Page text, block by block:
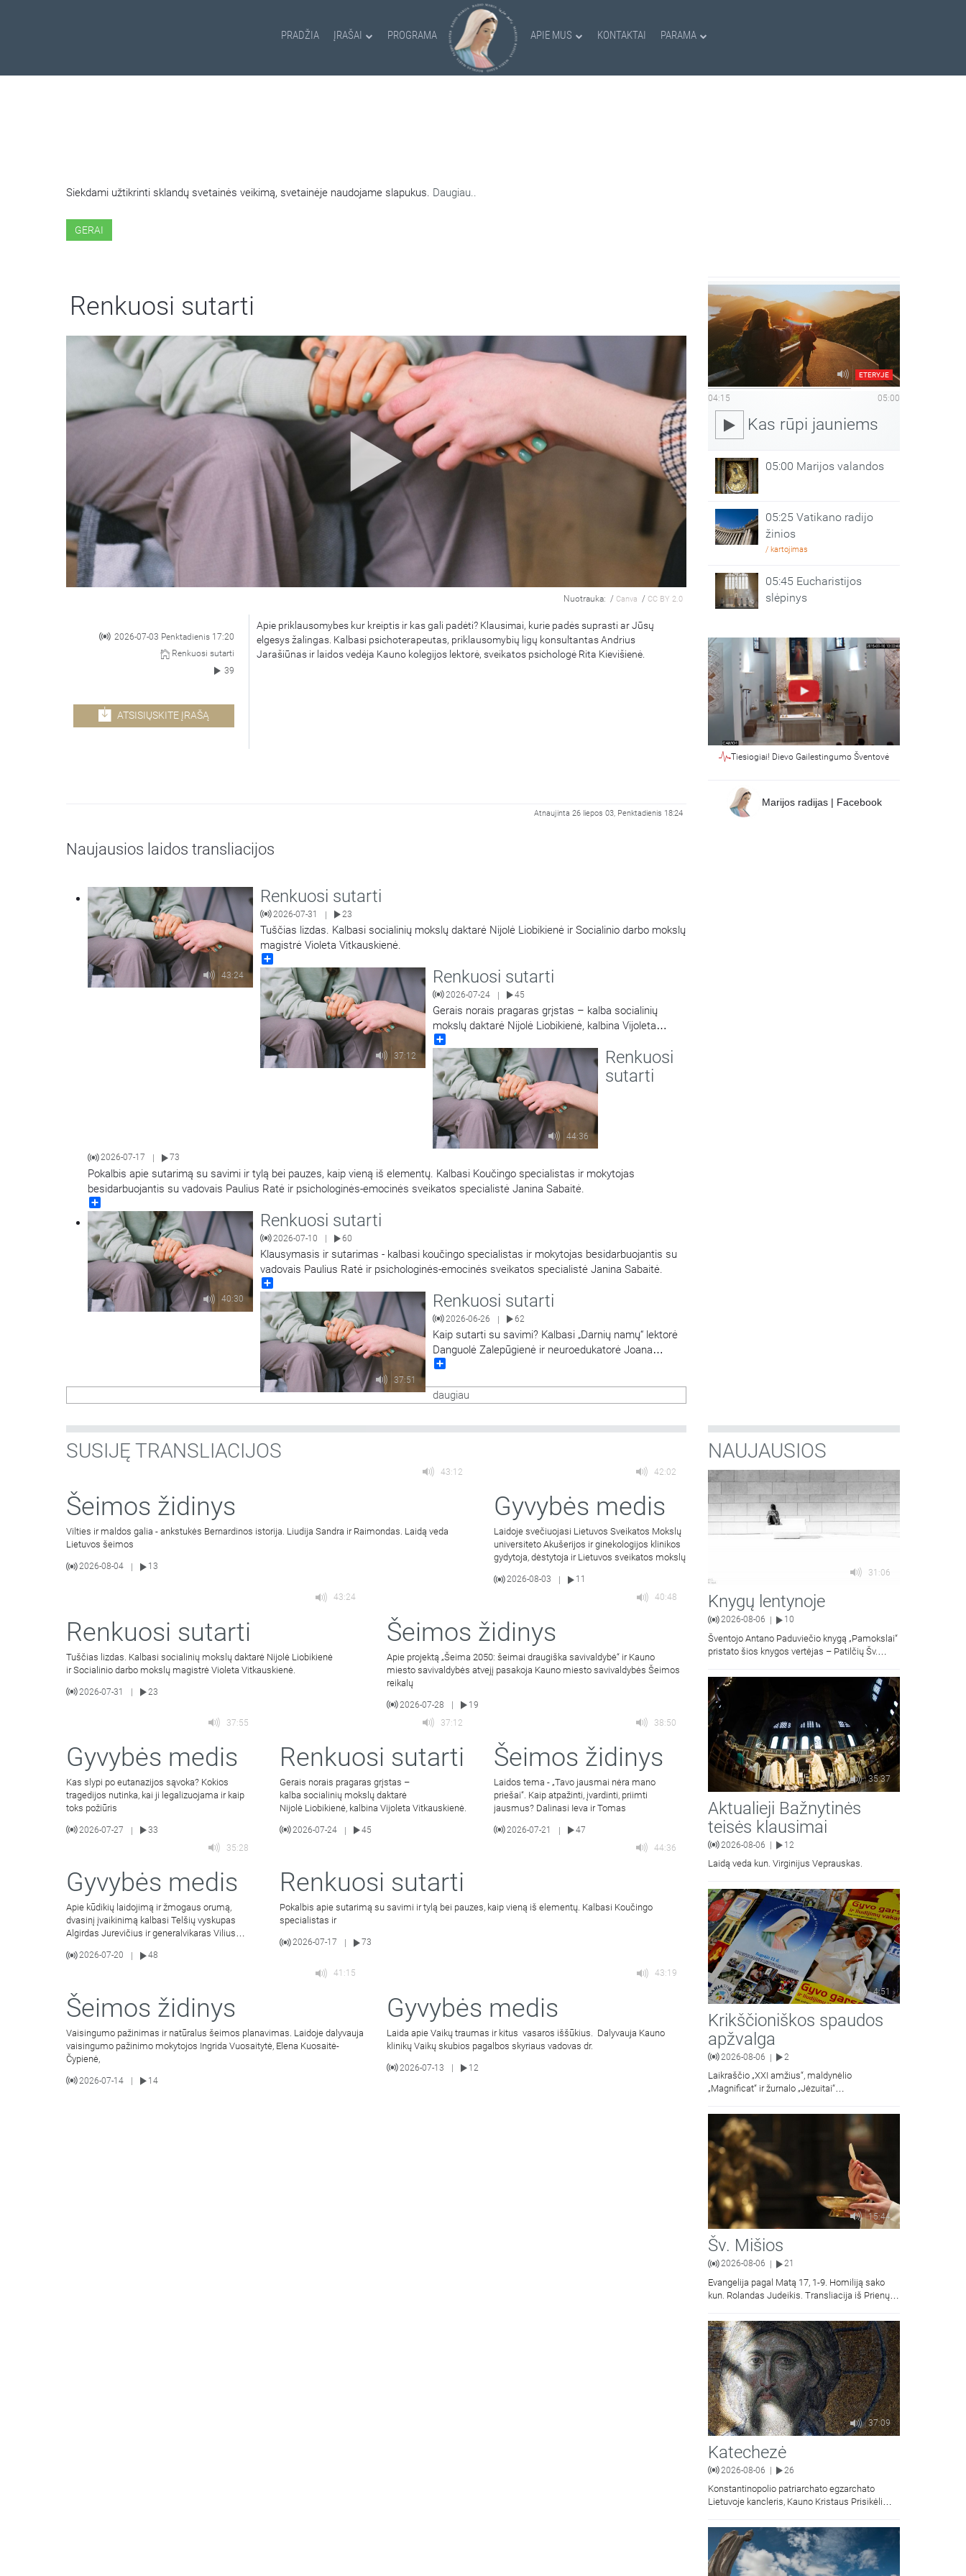
PRADŽIA ĮRAŠAI PROGRAMA APIE MUS KONTAKTAI PARAMA
Siekdami užtikrinti sklandų svetainės veikimą, svetainėje naudojame slapukus. Daugiau..
GERAI
Renkuosi sutarti
Nuotrauka: / Canva / CC BY 2.0
2026-07-03 Penktadienis 17:20
Renkuosi sutarti
39
ATSISIŲSKITE ĮRAŠĄ
Apie priklausomybes kur kreiptis ir kas gali padėti? Klausimai, kurie padės suprasti ar Jūsų
elgesys žalingas. Kalbasi psichoterapeutas, priklausomybių ligų konsultantas Andrius
Jarašiūnas ir laidos vedėja Kauno kolegijos lektorė, sveikatos psichologė Rita Kievišienė.
Atnaujinta 26 liepos 03, Penktadienis 18:24
Naujausios laidos transliacijos
43:24
Renkuosi sutarti
2026-07-31 | 23
Tuščias lizdas. Kalbasi socialinių mokslų daktarė Nijolė Liobikienė ir Socialinio darbo mokslų
magistrė Violeta Vitkauskienė.
37:12
Renkuosi sutarti
2026-07-24 | 45
Gerais norais pragaras grįstas – kalba socialinių
mokslų daktarė Nijolė Liobikienė, kalbina Vijoleta
Vitkauskienė.
44:36
Renkuosi
sutarti
2026-07-17 73
Pokalbis apie sutarimą su savimi ir tylą bei pauzes, kaip vieną iš elementų. Kalbasi Koučingo specialistas ir mokytojas
besidarbuojantis su vadovais Paulius Ratė ir psichologinės-emocinės sveikatos specialistė Janina Sabaitė.
40:30
Renkuosi sutarti
2026-07-10 60
Klausymasis ir sutarimas - kalbasi koučingo specialistas ir mokytojas besidarbuojantis su
vadovais Paulius Ratė ir psichologinės-emocinės sveikatos specialistė Janina Sabaitė.
37:51
Renkuosi sutarti
2026-06-26 | 62
Kaip sutarti su savimi? Kalbasi „Darnių namų“ lektorė
Danguolė Zalepūgienė ir neuroedukatorė Joana
Cironkaitė.
daugiau
ETERYJE
04:15 05:00
Kas rūpi jauniems
05:00 Marijos valandos
05:25 Vatikano radijo
žinios
/ kartojimas
05:45 Eucharistijos
slėpinys
Tiesiogiai! Dievo Gailestingumo Šventovė
Marijos radijas | Facebook
SUSIJĘ TRANSLIACIJOS
43:12
Šeimos židinys
Vilties ir maldos galia - ankstukės Bernardinos istorija. Liudija Sandra ir Raimondas. Laidą veda
Lietuvos šeimos
2026-08-04 13
42:02
Gyvybės medis
Laidoje svečiuojasi Lietuvos Sveikatos Mokslų
universiteto Akušerijos ir ginekologijos klinikos
gydytoja, dėstytoja ir Lietuvos sveikatos mokslų
2026-08-03
11
43:24
Renkuosi sutarti
Tuščias lizdas. Kalbasi socialinių mokslų daktarė Nijolė Liobikienė
ir Socialinio darbo mokslų magistrė Violeta Vitkauskienė.
2026-07-31 23
40:48
Šeimos židinys
Apie projektą „Šeima 2050: šeimai draugiška savivaldybė“ ir Kauno
miesto savivaldybės atvejį pasakoja Kauno miesto savivaldybės Šeimos
reikalų
2026-07-28
19
37:55
Gyvybės medis
Kas slypi po eutanazijos sąvoka? Kokios
tragedijos nutinka, kai ji legalizuojama ir kaip
toks požiūris
2026-07-27 | 33
37:12
Renkuosi sutarti
Gerais norais pragaras grįstas –
kalba socialinių mokslų daktarė
Nijolė Liobikienė, kalbina Vijoleta Vitkauskienė.
2026-07-24 | 45
38:50
Šeimos židinys
Laidos tema - „Tavo jausmai nėra mano
priešai“. Kaip atpažinti, įvardinti, priimti
jausmus? Dalinasi Ieva ir Tomas
2026-07-21 |
47
35:28
Gyvybės medis
Apie kūdikių laidojimą ir žmogaus orumą,
dvasinį įvaikinimą kalbasi Telšių vyskupas
Algirdas Jurevičius ir generalvikaras Vilius
2026-07-20 48
44:36
Renkuosi sutarti
Pokalbis apie sutarimą su savimi ir tylą bei pauzes, kaip vieną iš elementų. Kalbasi Koučingo
specialistas ir
2026-07-17 73
41:15
Šeimos židinys
Vaisingumo pažinimas ir natūralus šeimos planavimas. Laidoje dalyvauja
vaisingumo pažinimo mokytojos Ingrida Vuosaitytė, Elena Kuosaitė-
Čypienė,
2026-07-14 14
43:19
Gyvybės medis
Laida apie Vaikų traumas ir kitus vasaros iššūkius. Dalyvauja Kauno
klinikų Vaikų skubios pagalbos skyriaus vadovas dr.
2026-07-13 12
NAUJAUSIOS
31:06
Knygų lentynoje
2026-08-06 10
Šventojo Antano Paduviečio knygą „Pamokslai“
pristato šios knygos vertėjas – Patilčių Šv.
moralinės teologijos dr. Algirdas Petras
35:37
Aktualieji Bažnytinės
teisės klausimai
2026-08-06 12
Laidą veda kun. Virginijus Veprauskas.
4:51
Krikščioniškos spaudos
apžvalga
2026-08-06 | 2
Laikraščio „XXI amžius“, maldynėlio
„Magnificat“ ir žurnalo „Jėzuitai“
15:44
Šv. Mišios
2026-08-06 21
Evangelija pagal Matą 17, 1-9. Homiliją sako
kun. Rolandas Judeikis. Transliacija iš Prienų
37:09
Katechezė
2026-08-06 26
Konstantinopolio patriarchato egzarchato
Lietuvoje kancleris, Kauno Kristaus Prisikėlimo
kunigas Vitalijus Mockus pasakoja apie
Kristaus Atsimainymo šventę.